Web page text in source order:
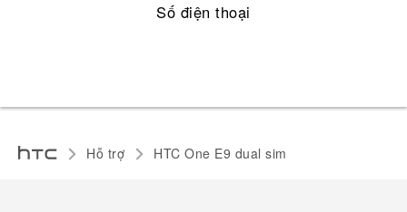
Số điện thoại
Hỗ trợ HTC One E9 dual sim‎